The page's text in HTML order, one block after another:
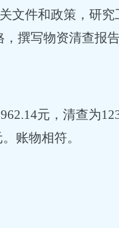
文件和政策，研
撰写物资清查报告
元，清查为
账物相符。